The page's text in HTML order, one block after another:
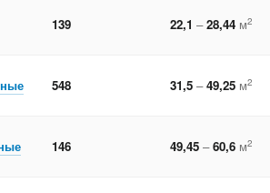
139 22,1 –28,44 м2
548 31,5 –49,25 м2
146 49,45 –60,6 м2